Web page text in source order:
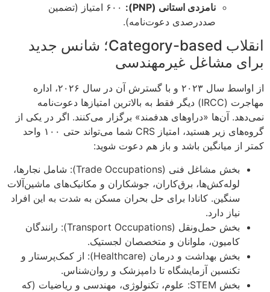
نامزدی استانی (PNP):
۶۰۰ امتیاز (تضمین
صددرصدی دعوت‌نامه).
انقلاب Category-based؛ شانس جدید
برای مشاغل غیرمهندسی
از اواسط سال ۲۰۲۳ و با گسترش آن در سال ۲۰۲۶، اداره
مهاجرت (IRCC) دیگر فقط به بالاترین امتیازها دعوت‌نامه
نمی‌دهد. آن‌ها «دراوهای هدفمند» برگزار می‌کنند. اگر در یکی از
گروه‌های زیر هستید، امتیاز CRS شما می‌تواند حتی ۱۰۰ واحد
کمتر از میانگین باشد و باز هم دعوت شوید:
بخش مشاغل فنی (Trade Occupations): شامل نجارها،
لوله‌کش‌ها، برق‌کاران، جوشکاران و مکانیک‌های ماشین‌آلات
سنگین. کانادا برای حل بحران مسکن به شدت به این افراد
نیاز دارد.
بخش حمل‌ونقل (Transport Occupations): رانندگان
کامیون، ملوانان و متخصصان لجستیک.
بخش بهداشت و درمان (Healthcare): از کمک‌پرستار و
تکنسین آزمایشگاه تا دامپزشک و روان‌شناس.
بخش STEM: علوم، تکنولوژی، مهندسی و ریاضیات (که